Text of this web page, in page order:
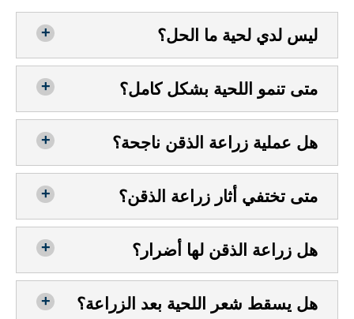
ليس لدي لحية ما الحل؟
متى تنمو اللحية بشكل كامل؟
هل عملية زراعة الذقن ناجحة؟
متى تختفي أثار زراعة الذقن؟
هل زراعة الذقن لها أضرار؟
هل يسقط شعر اللحية بعد الزراعة؟